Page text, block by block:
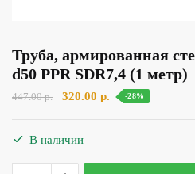
Труба, армированная
d50 PPR SDR7,4 (1 метр)
447.00р.
Первоначальная
320.00 р. Текущая
-28%
В наличии